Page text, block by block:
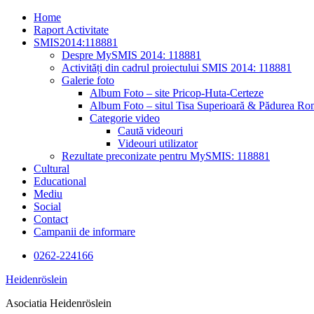
Skip
content
Home
Raport Activitate
SMIS2014:118881
Despre MySMIS 2014: 118881
Activități din cadrul proiectului SMIS 2014: 118881
Galerie foto
Album Foto – site Pricop-Huta-Certeze
Album Foto – situl Tisa Superioară & Pădurea
Categorie video
Caută videouri
Videouri utilizator
Rezultate preconizate pentru MySMIS: 118881
Cultural
Educational
Mediu
Social
Contact
Campanii de informare
0262-224166
Heidenröslein
Asociatia Heidenröslein